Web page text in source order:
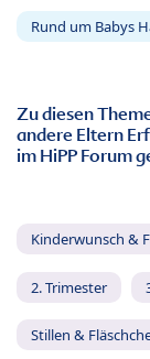
Rund um Babys
Zu diesen
andere Eltern
im HiPP Forum
Kinderwunsch &
2. Trimester
Stillen &